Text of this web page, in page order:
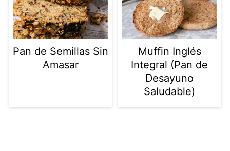
Pan de Semillas Sin
Amasar
Muffin Inglés
Integral (Pan de
Desayuno
Saludable)